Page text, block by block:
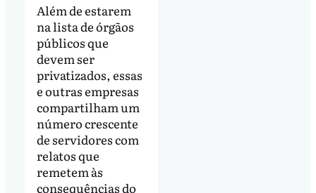
Além de estarem
na lista de órgãos
públicos que
devem ser
privatizados, essas
e outras empresas
compartilham um
número crescente
de servidores com
relatos que
remetem às
consequências do